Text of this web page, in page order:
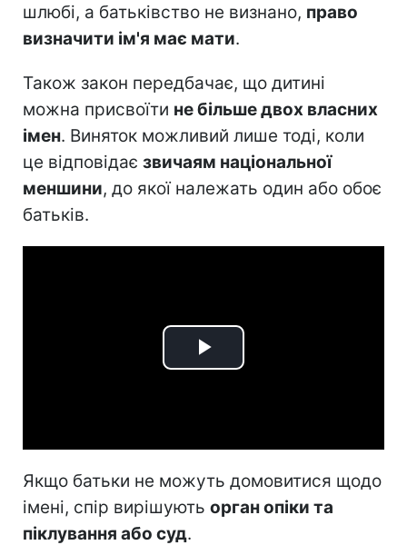
шлюбі, а батьківство не визнано, право
визначити ім'я має мати.
Також закон передбачає, що дитині
можна присвоїти не більше двох власних
імен. Виняток можливий лише тоді, коли
це відповідає звичаям національної
меншини, до якої належать один або обоє
батьків.
Play
Якщо батьки не можуть домовитися щодо
імені, спір вирішують орган опіки та
піклування або суд.